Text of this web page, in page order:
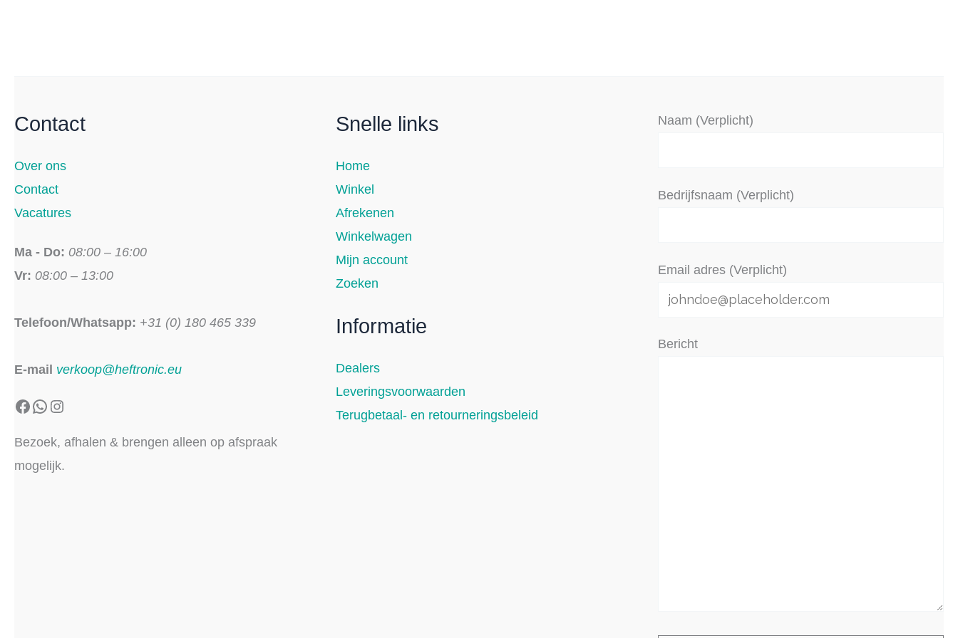
Contact
Over ons
Contact
Vacatures
Ma - Do: 08:00 – 16:00
Vr: 08:00 – 13:00
Telefoon/Whatsapp: +31 (0) 180 465 339
E-mail verkoop@heftronic.eu
Facebook
WhatsApp
Instagram
Bezoek, afhalen & brengen alleen op afspraak
mogelijk.
Snelle links
Home
Winkel
Afrekenen
Winkelwagen
Mijn account
Zoeken
Informatie
Dealers
Leveringsvoorwaarden
Terugbetaal- en retourneringsbeleid
Naam (Verplicht)
Bedrijfsnaam (Verplicht)
Email adres (Verplicht)
Bericht